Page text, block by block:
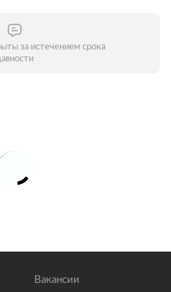
за истечением срока
Вакансии